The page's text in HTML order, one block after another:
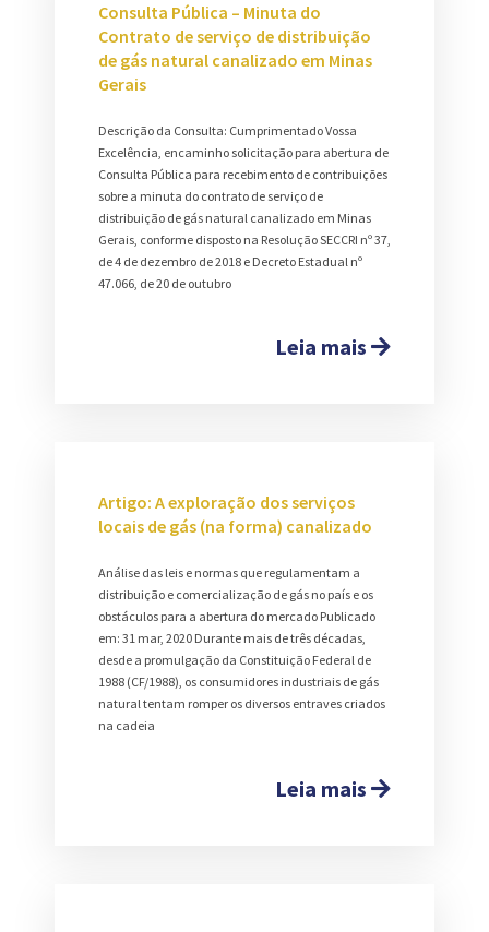
Consulta Pública – Minuta do
Contrato de serviço de distribuição
de gás natural canalizado em Minas
Gerais
Descrição da Consulta: Cumprimentado Vossa
Excelência, encaminho solicitação para abertura de
Consulta Pública para recebimento de contribuições
sobre a minuta do contrato de serviço de
distribuição de gás natural canalizado em Minas
Gerais, conforme disposto na Resolução SECCRI nº 37,
de 4 de dezembro de 2018 e Decreto Estadual nº
47.066, de 20 de outubro
Leia mais
Artigo: A exploração dos serviços
locais de gás (na forma) canalizado
Análise das leis e normas que regulamentam a
distribuição e comercialização de gás no país e os
obstáculos para a abertura do mercado Publicado
em: 31 mar, 2020 Durante mais de três décadas,
desde a promulgação da Constituição Federal de
1988 (CF/1988), os consumidores industriais de gás
natural tentam romper os diversos entraves criados
na cadeia
Leia mais